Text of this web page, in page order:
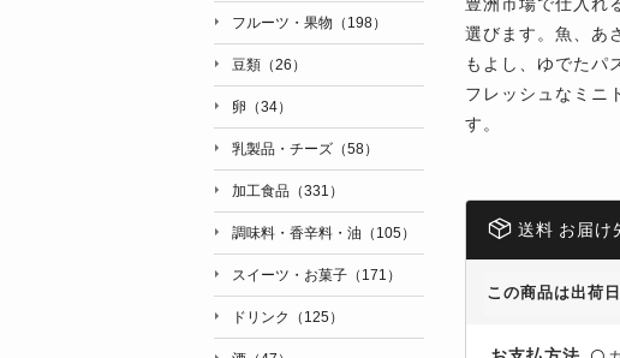
選びます。魚、あ
もよし、ゆでたパ
フレッシュなミニ
す。
送料 お届け
この商品は出荷
フルーツ・果物（198）
豆類（26）
卵（34）
乳製品・チーズ（58）
加工食品（331）
調味料・香辛料・油（105）
スイーツ・お菓子（171）
ドリンク（125）